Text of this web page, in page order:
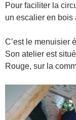
Pour faciliter la
un escalier en bois
C’est le menuisier
Son atelier est
Rouge, sur la